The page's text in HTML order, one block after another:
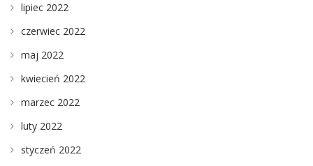
lipiec 2022
czerwiec 2022
maj 2022
kwiecień 2022
marzec 2022
luty 2022
styczeń 2022